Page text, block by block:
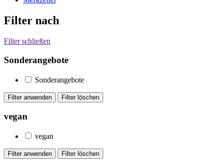
Filter nach
Filter schließen
Sonderangebote
Sonderangebote
vegan
vegan